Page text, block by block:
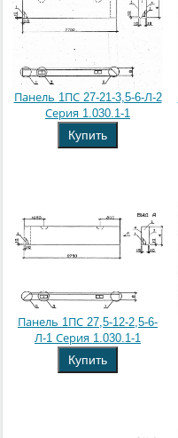
Панель 1ПС 27-21-3,5-6-Л-2
Серия 1.030.1-1
Купить
Панель 1ПС 27,5-12-2,5-6-
Л-1 Серия 1.030.1-1
Купить